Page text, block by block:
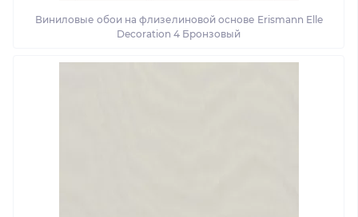
Виниловые обои на флизелиновой основе Erismann Elle
Decoration 4 Бронзовый